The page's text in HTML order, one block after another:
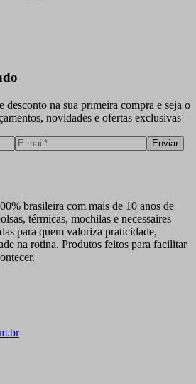
desconto na sua primeira compra e seja o
novidades e ofertas exclusivas
Enviar
brasileira com mais de 10 anos de
térmicas, mochilas e necessaires
para quem valoriza praticidade,
na rotina. Produtos feitos para facilitar